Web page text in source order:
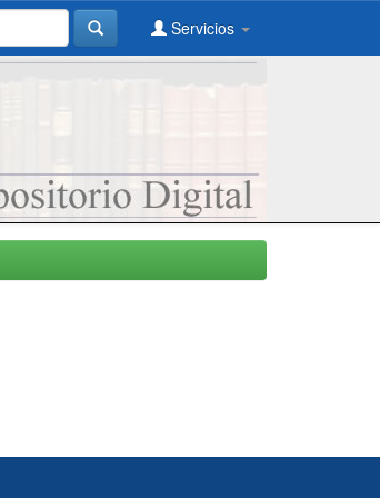
Servicios